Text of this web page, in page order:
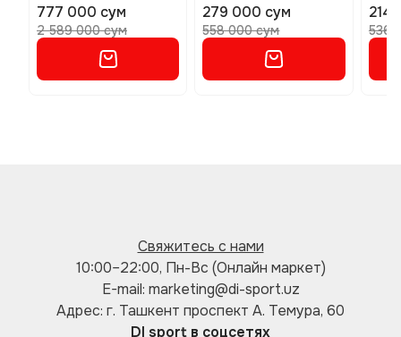
777 000 сум
2 589 000 сум
279 000 сум
558 000 сум
214
536
Свяжитесь с нами
10:00–22:00, Пн-Вс (Онлайн маркет)
E-mail: marketing@di-sport.uz
Адрес: г. Ташкент проспект А. Темура, 60
DI sport в соцсетях